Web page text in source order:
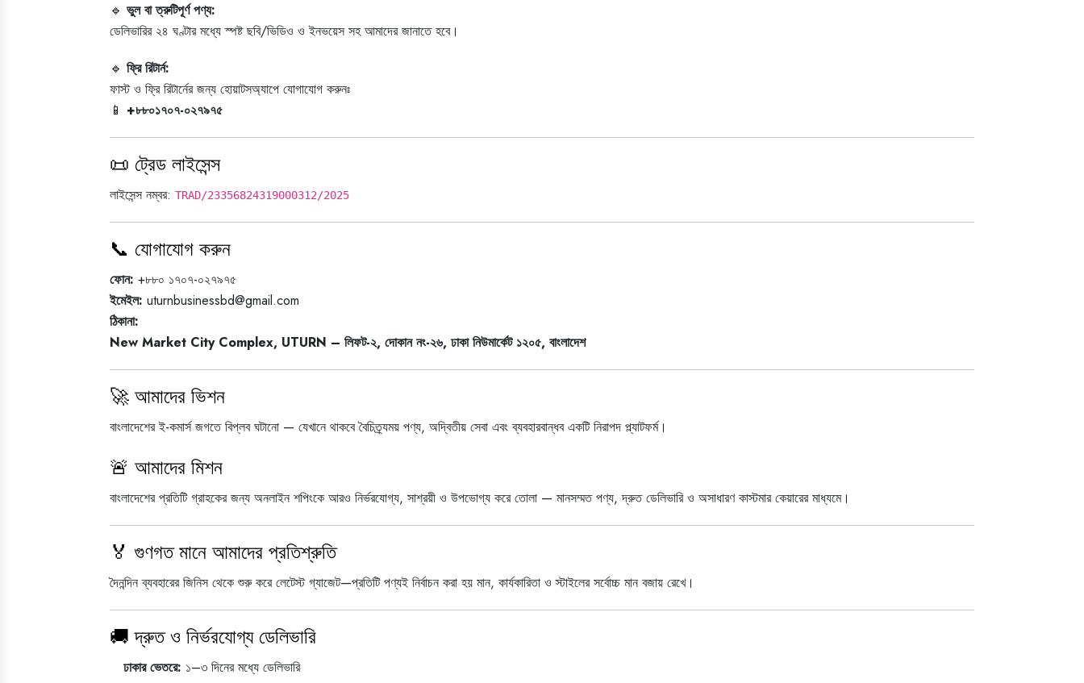
🔹 ভুল বা ত্রুটিপূর্ণ পণ্য:
ডেলিভারির ২৪ ঘণ্টার মধ্যে স্পষ্ট ছবি/ভিডিও ও ইনভয়েস সহ আমাদের জানাতে হবে।
🔹 ফ্রি রিটার্ন:
ফাস্ট ও ফ্রি রিটার্নের জন্য হোয়াটসঅ্যাপে যোগাযোগ করুনঃ
📱 +৮৮০১৭০৭-০২৭৯৭৫
📜 ট্রেড লাইসেন্স
লাইসেন্স নম্বর: TRAD/23356824319000312/2025
📞 যোগাযোগ করুন
ফোন: +৮৮০ ১৭০৭-০২৭৯৭৫
ইমেইল: uturnbusinessbd@gmail.com
ঠিকানা:
New Market City Complex, UTURN – লিফট-২, দোকান নং-২৬, ঢাকা নিউমার্কেট ১২০৫, বাংলাদেশ
🚀 আমাদের ভিশন
বাংলাদেশের ই-কমার্স জগতে বিপ্লব ঘটানো — যেখানে থাকবে বৈচিত্র্যময় পণ্য, অদ্বিতীয় সেবা এবং ব্যবহারবান্ধব একটি নিরাপদ প্ল্যাটফর্ম।
🚨 আমাদের মিশন
বাংলাদেশের প্রতিটি গ্রাহকের জন্য অনলাইন শপিংকে আরও নির্ভরযোগ্য, সাশ্রয়ী ও উপভোগ্য করে তোলা — মানসম্মত পণ্য, দ্রুত ডেলিভারি ও অসাধারণ কাস্টমার কেয়ারের মাধ্যমে।
🏅 গুণগত মানে আমাদের প্রতিশ্রুতি
দৈনন্দিন ব্যবহারের জিনিস থেকে শুরু করে লেটেস্ট গ্যাজেট—প্রতিটি পণ্যই নির্বাচন করা হয় মান, কার্যকারিতা ও স্টাইলের সর্বোচ্চ মান বজায় রেখে।
🚚 দ্রুত ও নির্ভরযোগ্য ডেলিভারি
ঢাকার ভেতরে: ১–৩ দিনের মধ্যে ডেলিভারি